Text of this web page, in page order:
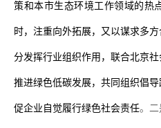
策和本市生态环境工作领域的热
时，注重向外拓展，又以谋求多
分发挥行业组织作用，联合北京
推进绿色低碳发展，共同组织倡
促企业自觉履行绿色社会责任。二